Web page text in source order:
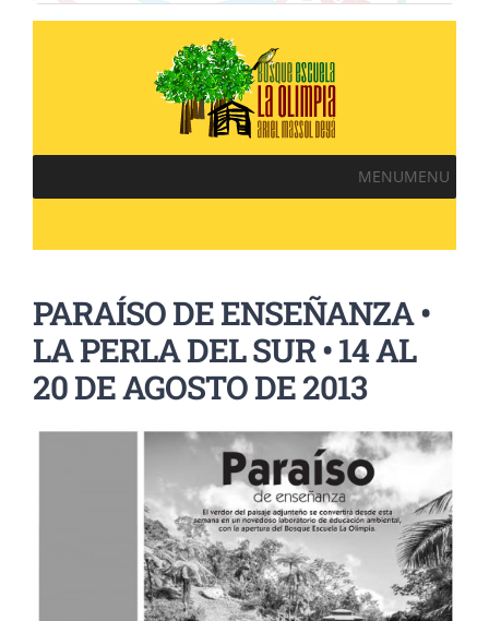
MENUMENU
PARAÍSO DE ENSEÑANZA •
LA PERLA DEL SUR • 14 AL
20 DE AGOSTO DE 2013